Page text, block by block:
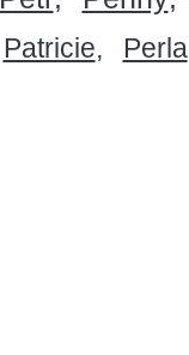
Patricie Perla